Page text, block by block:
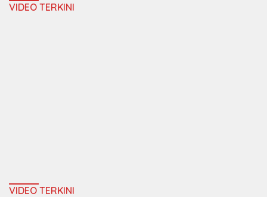
VIDEO TERKINI
VIDEO TERKINI